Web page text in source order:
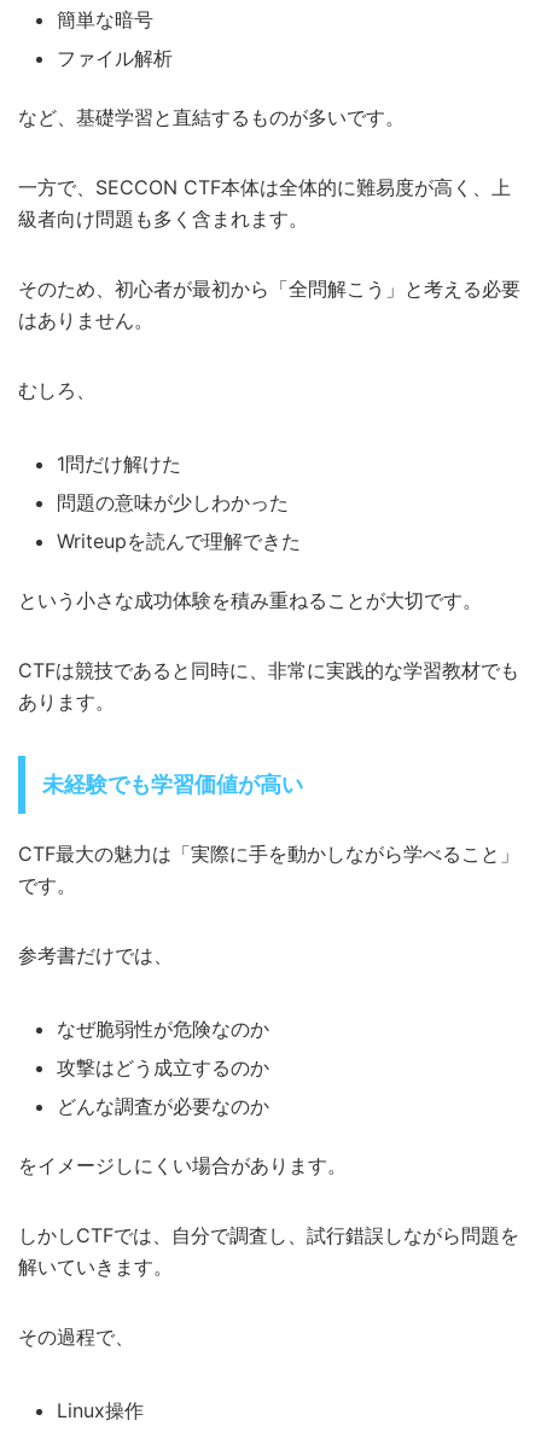
簡単な暗号
ファイル解析
など、基礎学習と直結するものが多いです。
一方で、SECCON CTF本体は全体的に難易度が高く、上
級者向け問題も多く含まれます。
そのため、初心者が最初から「全問解こう」と考える必要
はありません。
むしろ、
1問だけ解けた
問題の意味が少しわかった
Writeupを読んで理解できた
という小さな成功体験を積み重ねることが大切です。
CTFは競技であると同時に、非常に実践的な学習教材でも
あります。
未経験でも学習価値が高い
CTF最大の魅力は「実際に手を動かしながら学べること」
です。
参考書だけでは、
なぜ脆弱性が危険なのか
攻撃はどう成立するのか
どんな調査が必要なのか
をイメージしにくい場合があります。
しかしCTFでは、自分で調査し、試行錯誤しながら問題を
解いていきます。
その過程で、
Linux操作